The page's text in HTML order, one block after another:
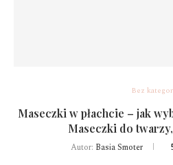
Bez
Maseczki w płachcie – jak
Maseczki do
Autor: Basia Smoter